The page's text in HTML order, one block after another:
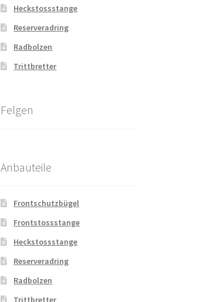
Heckstossstange
Reserveradring
Radbolzen
Trittbretter
Felgen
Anbauteile
Frontschutzbügel
Frontstossstange
Heckstossstange
Reserveradring
Radbolzen
Trittbretter